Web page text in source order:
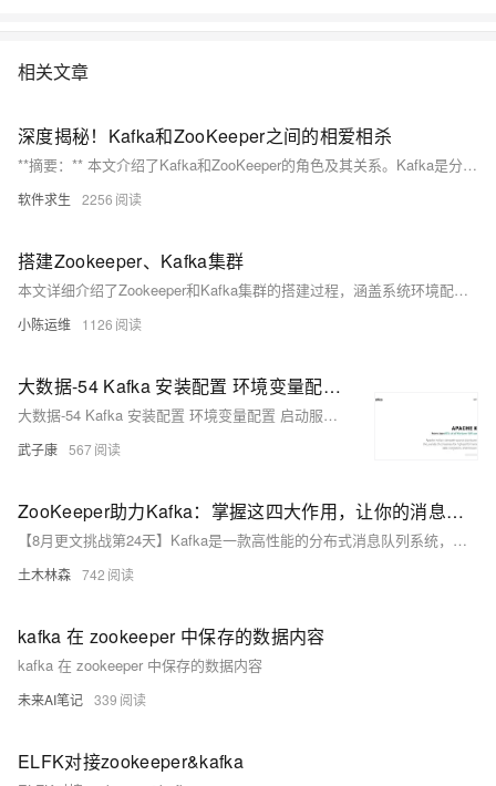
相关文章
深度揭秘！Kafka和ZooKeeper之间的相爱相杀
**摘要：** 本文介绍了Kafka和ZooKeeper的角色及其关系。Kafka是分布式流处理平台，用于实时数据管道和流应用；ZooKeeper是分布式协调服务，处理同步和集群协调。在Kafka中，ZooKeeper存储元数据，管理集群成员，选举Controller。随着KIP-500提案，Kafka计划移除对ZooKeeper的依赖，转向基于Raft的共识机制，以简化架构、提高性能和一致性。此外，文章提到了etcd作为基于Raft的元数据存储系统的应用。本文旨在帮助读者理解ZooKeeper在Kafka面试中的重要性，并了解Kafka的未来发展方向。
软件求生 2256
搭建Zookeeper、Kafka集群
本文详细介绍了Zookeeper和Kafka集群的搭建过程，涵盖系统环境配置、IP设置、主机名设定、防火墙与Selinux关闭、JDK安装等基础步骤。随后深入讲解了Zookeeper集群的安装与配置，包括数据目录创建、节点信息设置、SASL认证配置及服务启动管理。接着描述了Kafka集群的安装，涉及配置文件修改、安全认证设置、生产消费认证以及服务启停操作。最后通过创建Topic、发送与查看消息等测试验证集群功能。全网可搜《小陈运维》获取更多信息。
小陈运维 1126
大数据-54 Kafka 安装配置 环境变量配置 启动服务 Ubuntu配置 ZooKeeper
大数据-54 Kafka 安装配置 环境变量配置 启动服务 Ubuntu配置 ZooKeeper
武子康 567
ZooKeeper助力Kafka：掌握这四大作用，让你的消息队列系统稳如老狗！
【8月更文挑战第24天】Kafka是一款高性能的分布式消息队列系统，其稳定运行很大程度上依赖于ZooKeeper提供的分布式协调服务。ZooKeeper在Kafka中承担了四大关键职责：集群管理（Broker的注册与选举）、主题与分区管理、领导者选举机制以及消费者组管理。通过具体的代码示例展示了这些功能的具体实现方式。
土木林森 742
kafka 在 zookeeper 中保存的数据内容
kafka 在 zookeeper 中保存的数据内容
未来AI笔记 339
ELFK对接zookeeper&kafka